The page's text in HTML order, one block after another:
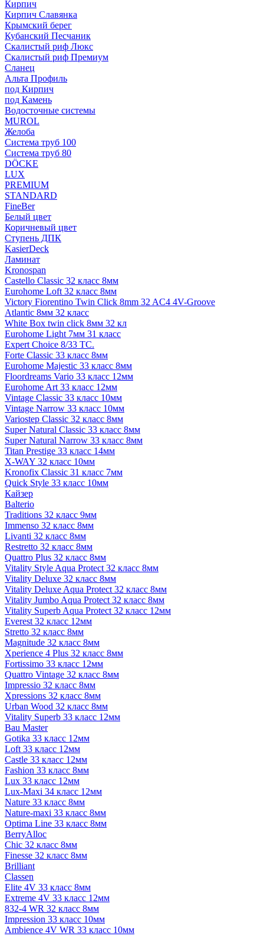
Кирпич
Кирпич Славянка
Крымский берег
Кубанский Песчаник
Скалистый риф Люкс
Скалистый риф Премиум
Сланец
Альта Профиль
под Кирпич
под Камень
Водосточные системы
MUROL
Желоба
Система труб 100
Система труб 80
DÖCKE
LUX
PREMIUM
STANDARD
FineBer
Белый цвет
Коричневый цвет
Ступень ДПК
KasierDeck
Ламинат
Kronospan
Castello Classic 32 класс 8мм
Eurohome Loft 32 класс 8мм
Victory Fiorentino Twin Click 8mm 32 AC4 4V-Groove
Atlantic 8мм 32 класс
White Box twin click 8мм 32 кл
Eurohome Light 7мм 31 класс
Expert Choice 8/33 TC.
Forte Classic 33 класс 8мм
Eurohome Majestic 33 класс 8мм
Floordreams Vario 33 класс 12мм
Eurohome Art 33 класс 12мм
Vintage Classic 33 класс 10мм
Vintage Narrow 33 класс 10мм
Variostep Classic 32 класс 8мм
Super Natural Classic 33 класс 8мм
Super Natural Narrow 33 класс 8мм
Titan Prestige 33 класс 14мм
X-WAY 32 класс 10мм
Kronofix Classic 31 класс 7мм
Quick Style 33 класс 10мм
Кайзер
Balterio
Traditions 32 класс 9мм
Immenso 32 класс 8мм
Livanti 32 класс 8мм
Restretto 32 класс 8мм
Quattro Plus 32 класс 8мм
Vitality Style Aqua Protect 32 класс 8мм
Vitality Deluxe 32 класс 8мм
Vitality Deluxe Aqua Protect 32 класс 8мм
Vitality Jumbo Aqua Protect 32 класс 8мм
Vitality Superb Aqua Protect 32 класс 12мм
Everest 32 класс 12мм
Stretto 32 класс 8мм
Magnitude 32 класс 8мм
Xperience 4 Plus 32 класс 8мм
Fortissimo 33 класс 12мм
Quattro Vintage 32 класс 8мм
Impressio 32 класс 8мм
Xpressions 32 класс 8мм
Urban Wood 32 класс 8мм
Vitality Superb 33 класс 12мм
Bau Master
Gotika 33 класс 12мм
Loft 33 класс 12мм
Castle 33 класс 12мм
Fashion 33 класс 8мм
Lux 33 класс 12мм
Lux-Maxi 34 класс 12мм
Nature 33 класс 8мм
Nature-maxi 33 класс 8мм
Optima Line 33 класс 8мм
BerryAlloc
Chic 32 класс 8мм
Finesse 32 класс 8мм
Brilliant
Classen
Elite 4V 33 класс 8мм
Extreme 4V 33 класс 12мм
832-4 WR 32 класс 8мм
Impression 33 класс 10мм
Ambience 4V WR 33 класс 10мм